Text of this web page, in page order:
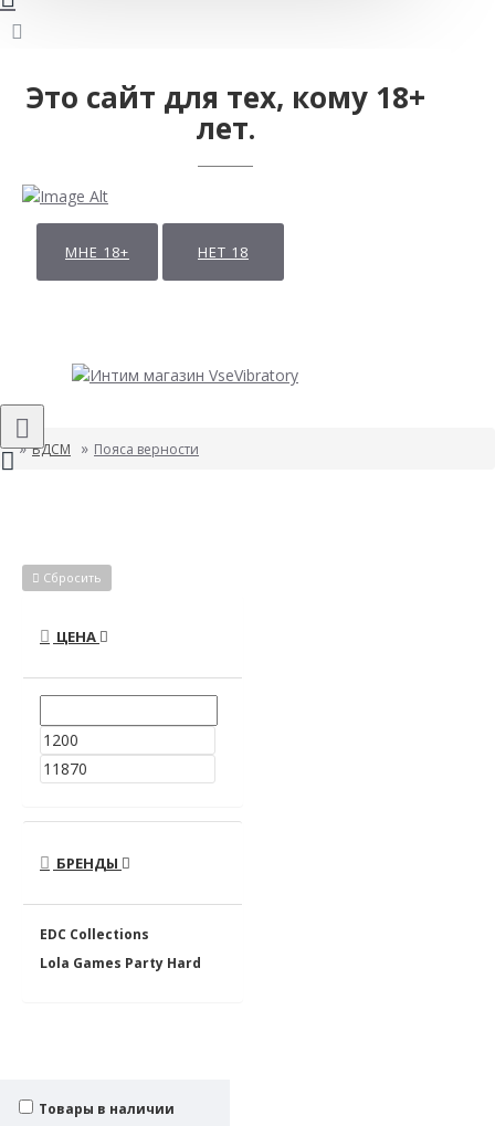
Это сайт для тех, кому 18+
лет.
МНЕ 18+ НЕТ 18
БДСМ Пояса верности
Сбросить
ЦЕНА
БРЕНДЫ
EDC Collections
Lola Games Party Hard
Товары в наличии